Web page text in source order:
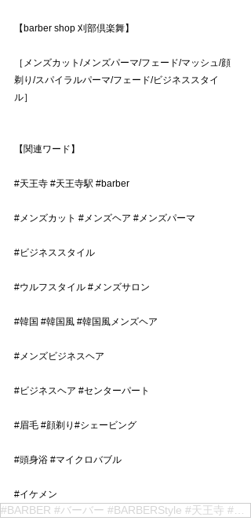
【barber shop 刈部倶楽舞】
［メンズカット/メンズパーマ/フェード/マッシュ/顔
剃り/スパイラルパーマ/フェード/ビジネススタイ
ル］
【関連ワード】
#天王寺 #天王寺駅 #barber
#メンズカット #メンズヘア #メンズパーマ
#ビジネススタイル
#ウルフスタイル #メンズサロン
#韓国 #韓国風 #韓国風メンズヘア
#メンズビジネスヘア
#ビジネスヘア #センターパート
#眉毛 #顔剃り #シェービング
#頭身浴 #マイクロバブル
#イケメン